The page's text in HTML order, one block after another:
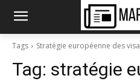
Tags Stratégie européenne des
Tag: stratégie